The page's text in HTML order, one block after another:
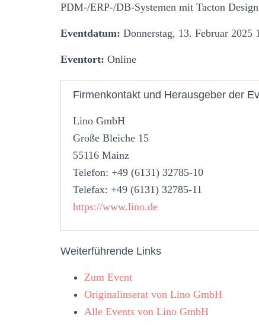
PDM-/ERP-/DB-Systemen mit Tacton
Eventdatum: Donnerstag, 13. Februar 2025
Eventort: Online
Firmenkontakt und Herausgeber der
Lino GmbH
Große Bleiche 15
55116 Mainz
Telefon: +49 (6131) 32785-10
Telefax: +49 (6131) 32785-11
https://www.lino.de
Weiterführende Links
Zum Event
Originalinserat von Lino GmbH
Alle Events von Lino GmbH